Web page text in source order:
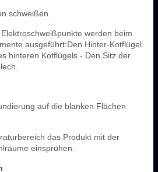
schweißen.
werden beim
ausgeführt:Den Hinter-Kotflügel
hinteren Kotflügels - Den Sitz der
auf die blanken Flächen
das Produkt mit der
einsprühen.